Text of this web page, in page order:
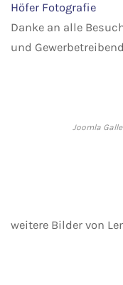
Höfer Fotografie
Danke an alle
und
Joomla
weitere Bilder von